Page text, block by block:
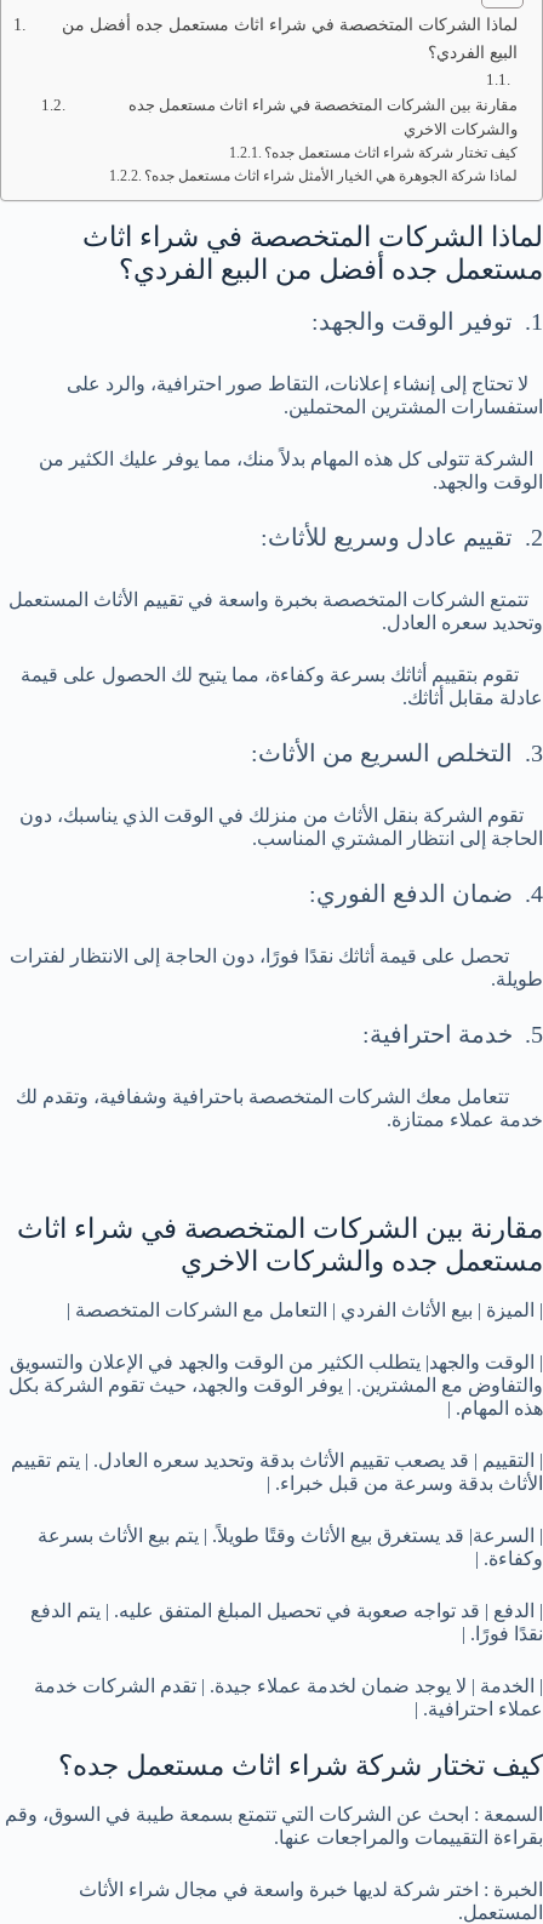
لماذا الشركات المتخصصة في شراء اثاث مستعمل جده أفضل من
البيع الفردي؟
مقارنة بين الشركات المتخصصة في شراء اثاث مستعمل جده
والشركات الاخري
كيف تختار شركة شراء اثاث مستعمل جده؟
لماذا شركة الجوهرة هي الخيار الأمثل شراء اثاث مستعمل جده؟
لماذا الشركات المتخصصة في شراء اثاث
مستعمل جده أفضل من البيع الفردي؟
1. توفير الوقت والجهد:
لا تحتاج إلى إنشاء إعلانات، التقاط صور احترافية، والرد على
استفسارات المشترين المحتملين.
الشركة تتولى كل هذه المهام بدلاً منك، مما يوفر عليك الكثير من
الوقت والجهد.
2. تقييم عادل وسريع للأثاث:
تتمتع الشركات المتخصصة بخبرة واسعة في تقييم الأثاث المستعمل
وتحديد سعره العادل.
تقوم بتقييم أثاثك بسرعة وكفاءة، مما يتيح لك الحصول على قيمة
عادلة مقابل أثاثك.
3. التخلص السريع من الأثاث:
تقوم الشركة بنقل الأثاث من منزلك في الوقت الذي يناسبك، دون
الحاجة إلى انتظار المشتري المناسب.
4. ضمان الدفع الفوري:
تحصل على قيمة أثاثك نقدًا فورًا، دون الحاجة إلى الانتظار لفترات
طويلة.
5. خدمة احترافية:
تتعامل معك الشركات المتخصصة باحترافية وشفافية، وتقدم لك
خدمة عملاء ممتازة.
مقارنة بين الشركات المتخصصة في شراء اثاث
مستعمل جده والشركات الاخري
| الميزة | بيع الأثاث الفردي | التعامل مع الشركات المتخصصة |
| الوقت والجهد| يتطلب الكثير من الوقت والجهد في الإعلان والتسويق
والتفاوض مع المشترين. | يوفر الوقت والجهد، حيث تقوم الشركة بكل
هذه المهام. |
| التقييم | قد يصعب تقييم الأثاث بدقة وتحديد سعره العادل. | يتم تقييم
الأثاث بدقة وسرعة من قبل خبراء. |
| السرعة| قد يستغرق بيع الأثاث وقتًا طويلاً. | يتم بيع الأثاث بسرعة
وكفاءة. |
| الدفع | قد تواجه صعوبة في تحصيل المبلغ المتفق عليه. | يتم الدفع
نقدًا فورًا. |
| الخدمة | لا يوجد ضمان لخدمة عملاء جيدة. | تقدم الشركات خدمة
عملاء احترافية. |
كيف تختار شركة شراء اثاث مستعمل جده؟
السمعة : ابحث عن الشركات التي تتمتع بسمعة طيبة في السوق، وقم
بقراءة التقييمات والمراجعات عنها.
الخبرة : اختر شركة لديها خبرة واسعة في مجال شراء الأثاث
المستعمل.